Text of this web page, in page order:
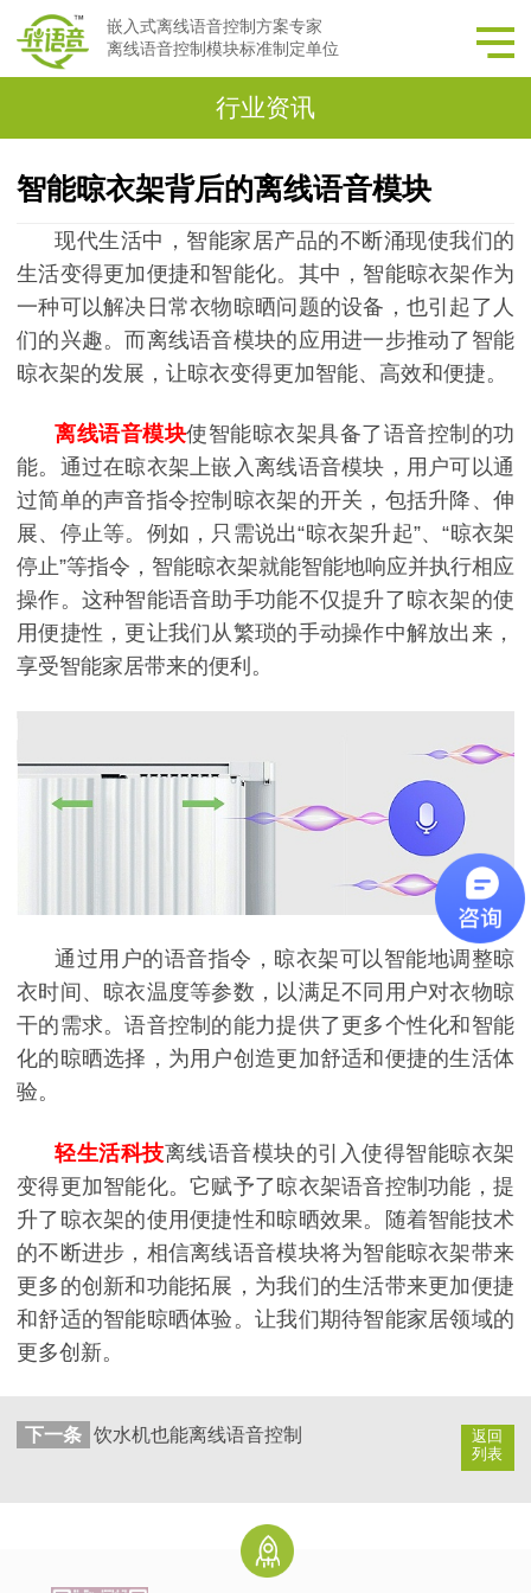
嵌入式离线语音控制方案专家
离线语音控制模块标准制定单位
行业资讯
智能晾衣架背后的离线语音模块
现代生活中，智能家居产品的不断涌现使我们的
生活变得更加便捷和智能化。其中，智能晾衣架作为
一种可以解决日常衣物晾晒问题的设备，也引起了人
们的兴趣。而离线语音模块的应用进一步推动了智能
晾衣架的发展，让晾衣变得更加智能、高效和便捷。
离线语音模块使智能晾衣架具备了语音控制 的功
能。通过在晾衣架上嵌入离线语音模块，用户可以通
过简单的声音指令控制晾衣架的开关，包括升降、伸
展、停止等。例如，只需说出“晾衣架升起”、“晾衣架
停止”等指令，智能晾衣架就能智能地响应并执行相应
操作。这种智能语音助手功能不仅提升了晾衣架的使
用便捷性，更让我们从繁琐的手动操作中解放出来，
享受智能家居带来的便利。
通过用户的语音指令，晾衣架可以智能地调整晾
衣时间、晾衣温度等参数，以满足不同用户对衣物晾
干的需求。语音控制的能力提供了更多个性化和智能
化的晾晒选择，为用户创造更加舒适和便捷的生活体
验。
轻生活科技离线语音模块的引入使得智能晾衣架
变得更加智能化。它赋予了晾衣架语音控制功能，提
升了晾衣架的使用便捷性和晾晒效果。随着智能技术
的不断进步，相信离线语音模块将为智能晾衣架带来
更多的创新和功能拓展，为我们的生活带来更加便捷
和舒适的智能晾晒体验。让我们期待智能家居领域的
更多创新。
返回
列表
下一条 饮水机也能离线语音控制